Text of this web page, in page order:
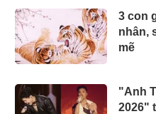
3 con
nhân,
mẽ
"Anh
2026"